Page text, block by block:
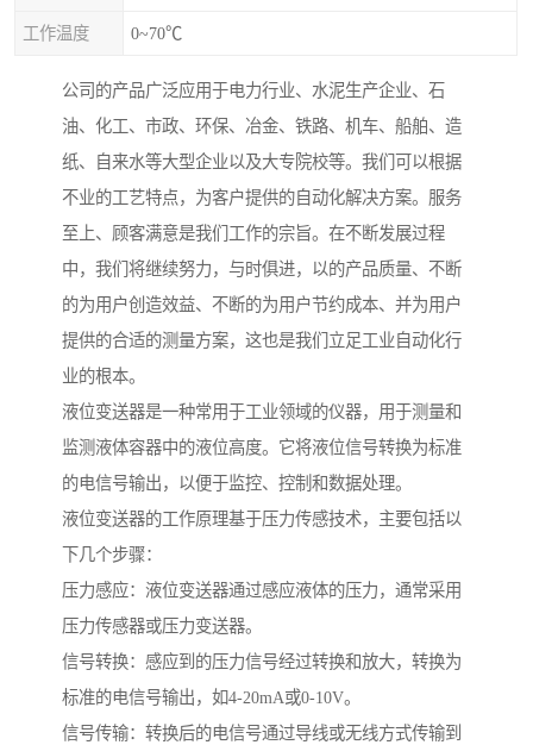
工作温度 0~70℃
公司的产品广泛应用于电力行业、水泥生产企业、石
油、化工、市政、环保、冶金、铁路、机车、船舶、造
纸、自来水等大型企业以及大专院校等。我们可以根据
不业的工艺特点，为客户提供的自动化解决方案。服务
至上、顾客满意是我们工作的宗旨。在不断发展过程
中，我们将继续努力，与时俱进，以的产品质量、不断
的为用户创造效益、不断的为用户节约成本、并为用户
提供的合适的测量方案，这也是我们立足工业自动化行
业的根本。
液位变送器是一种常用于工业领域的仪器，用于测量和
监测液体容器中的液位高度。它将液位信号转换为标准
的电信号输出，以便于监控、控制和数据处理。
液位变送器的工作原理基于压力传感技术，主要包括以
下几个步骤：
压力感应：液位变送器通过感应液体的压力，通常采用
压力传感器或压力变送器。
信号转换：感应到的压力信号经过转换和放大，转换为
标准的电信号输出，如4-20mA或0-10V。
信号传输：转换后的电信号通过导线或无线方式传输到